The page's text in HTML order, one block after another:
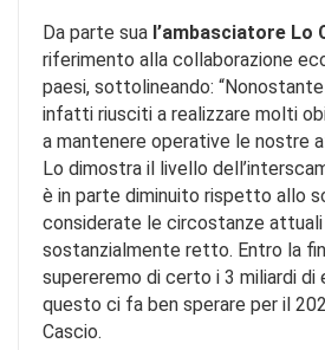
Da parte sua l’ambasciatore Lo
riferimento alla collaborazione
paesi, sottolineando:
infatti riusciti a realizzare molti
a mantenere operative le nostre
Lo dimostra il livello
è in parte diminuito rispetto allo
considerate le circostanze attuali
sostanzialmente retto. Entro la
supereremo di certo i 3 miliardi di
questo ci fa ben sperare per il
Cascio.